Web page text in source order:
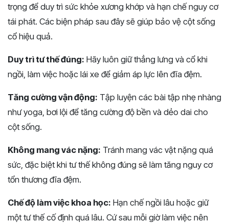
trọng để duy trì sức khỏe xương khớp và hạn chế nguy cơ
tái phát. Các biện pháp sau đây sẽ giúp bảo vệ cột sống
cổ hiệu quả.
Duy trì tư thế đúng: Hãy luôn giữ thẳng lưng và cổ khi
ngồi, làm việc hoặc lái xe để giảm áp lực lên đĩa đệm.
Tăng cường vận động: Tập luyện các bài tập nhẹ nhàng
như yoga, bơi lội để tăng cường độ bền và dẻo dai cho
cột sống.
Không mang vác nặng: Tránh mang vác vật nặng quá
sức, đặc biệt khi tư thế không đúng sẽ làm tăng nguy cơ
tổn thương đĩa đệm.
Chế độ làm việc khoa học: Hạn chế ngồi lâu hoặc giữ
một tư thế cố định quá lâu. Cứ sau mỗi giờ làm việc nên